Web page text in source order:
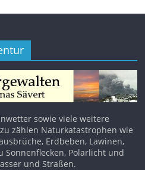
sowie viele weitere
zählen Naturkatastrophen wie
Erdbeben, Lawinen,
Sonnenflecken, Polarlicht und
und Straßen.